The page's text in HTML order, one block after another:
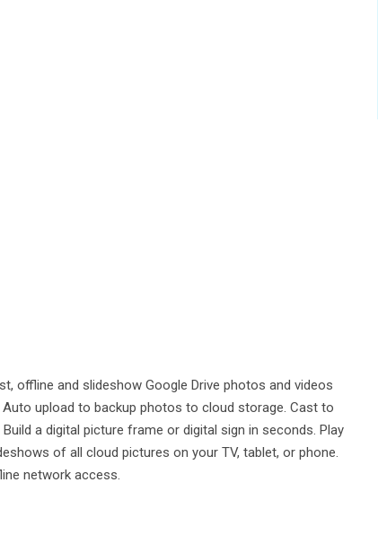
offline and slideshow Google Drive photos and videos
upload to backup photos to cloud storage. Cast to
a digital picture frame or digital sign in seconds. Play
of all cloud pictures on your TV, tablet, or phone.
network access.